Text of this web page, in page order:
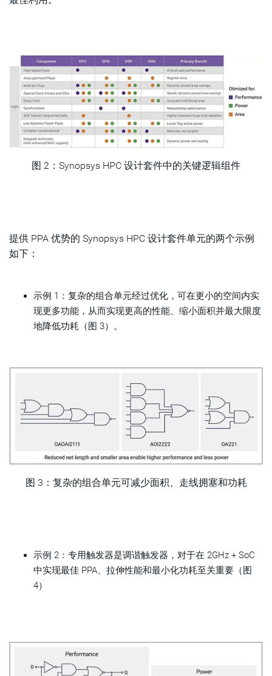
图 2：Synopsys HPC 设计套件中的关键逻辑组件
提供 PPA 优势的 Synopsys HPC 设计套件单元的两个示例
如下：
示例 1：复杂的组合单元经过优化，可在更小的空间内实
现更多功能，从而实现更高的性能、缩小面积并最大限度
地降低功耗（图 3）。
图 3： 复杂的组合单元可减少面积、走线拥塞和功耗
示例 2：专用触发器是调谐触发器，对于在 2GHz + SoC
中实现最佳 PPA、拉伸性能和最小化功耗至关重要（图
4）